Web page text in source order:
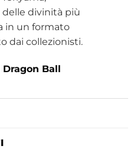
divinità più
in un formato
dai collezionisti.
Ball